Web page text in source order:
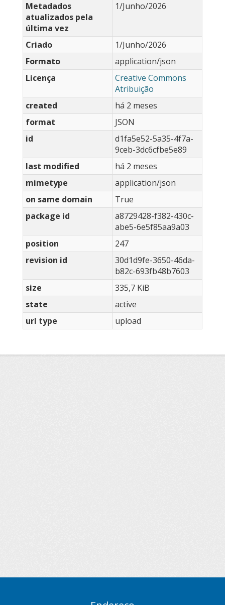
Metadados
atualizados pela
última vez
1/Junho/2026
Criado
1/Junho/2026
Formato
application/json
Licença
Creative Commons
Atribuição
created
há 2 meses
format
JSON
id
d1fa5e52-5a35-4f7a-
9ceb-3dc6cfbe5e89
last modified
há 2 meses
mimetype
application/json
on same domain
True
package id
a8729428-f382-430c-
abe5-6e5f85aa9a03
position
247
revision id
30d1d9fe-3650-46da-
b82c-693fb48b7603
size
335,7 KiB
state
active
url type
upload